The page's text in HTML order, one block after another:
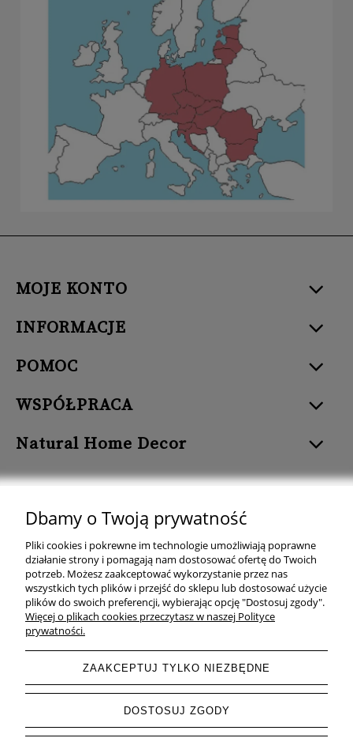
MOJE KONTO
INFORMACJE
POMOC
WSPÓŁPRACA
Natural Home Decor
Natural Home Decor | E-mail: sklep at naturalhomedecor.pl | Tel.:
507 707 299
| NIP: 7971800592 | REGON: 381429127
Copyright © 2026 - Naturalhomedecor.pl
Dbamy o Twoją prywatność
Pliki cookies i pokrewne im technologie umożliwiają poprawne
działanie strony i pomagają nam dostosować ofertę do Twoich
potrzeb. Możesz zaakceptować wykorzystanie przez nas
wszystkich tych plików i przejść do sklepu lub dostosować użycie
plików do swoich preferencji, wybierając opcję "Dostosuj zgody".
Więcej o plikach cookies przeczytasz w naszej Polityce
prywatności.
ZAAKCEPTUJ TYLKO NIEZBĘDNE
DOSTOSUJ ZGODY